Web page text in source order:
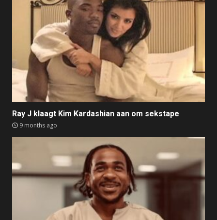
Ray J klaagt Kim Kardashian aan om sekstape
9 months ago